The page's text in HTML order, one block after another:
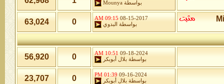
بواسطة Mounya
08-15-2017
09:15 AM
بواسطة
البدوي 0
63,024
09-18-2024
10:51 AM
بواسطة بلال أبوبكر 0
56,920
09-16-2024
01:39 PM
بواسطة بلال أبوبكر 0
23,707